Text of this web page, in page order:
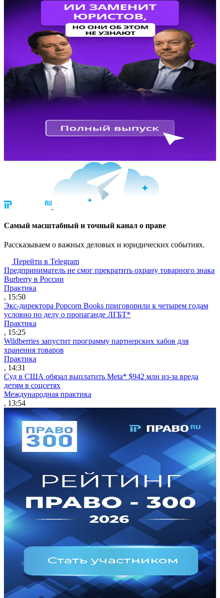
Cамый масштабный и точный канал о праве
Рассказываем о важных деловых и юридических событиях.
Перейти в Telegram
Предприниматель не смог прекратить охрану товарного знака
Burberry в России
Практика
, 15:50
Экс-директора Popcorn Books приговорили к четырем годам
условно по делу о пропаганде ЛГБТ*
Практика
, 15:25
Wildberries запустит программу партнерских хабов для
хранения товаров
Практика
, 14:31
Суд в США обязал выплатить Meta* $942 млн из-за вреда
детям в соцсетях
Международная практика
, 13:54